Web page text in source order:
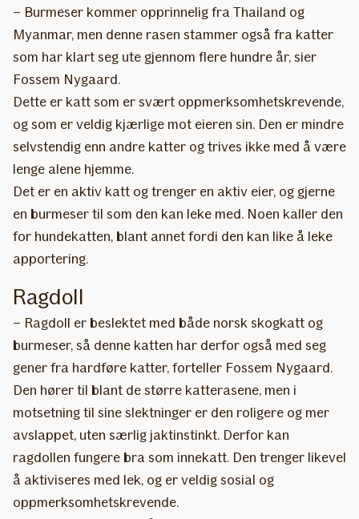
– Burmeser kommer opprinnelig fra Thailand og
Myanmar, men denne rasen stammer også fra katter
som har klart seg ute gjennom flere hundre år, sier
Fossem Nygaard.
Dette er katt som er svært oppmerksomhetskrevende,
og som er veldig kjærlige mot eieren sin. Den er mindre
selvstendig enn andre katter og trives ikke med å være
lenge alene hjemme.
Det er en aktiv katt og trenger en aktiv eier, og gjerne
en burmeser til som den kan leke med. Noen kaller den
for hundekatten, blant annet fordi den kan like å leke
apportering.
Ragdoll
– Ragdoll er beslektet med både norsk skogkatt og
burmeser, så denne katten har derfor også med seg
gener fra hardføre katter, forteller Fossem Nygaard.
Den hører til blant de større katterasene, men i
motsetning til sine slektninger er den roligere og mer
avslappet, uten særlig jaktinstinkt. Derfor kan
ragdollen fungere bra som innekatt. Den trenger likevel
å aktiviseres med lek, og er veldig sosial og
oppmerksomhetskrevende.